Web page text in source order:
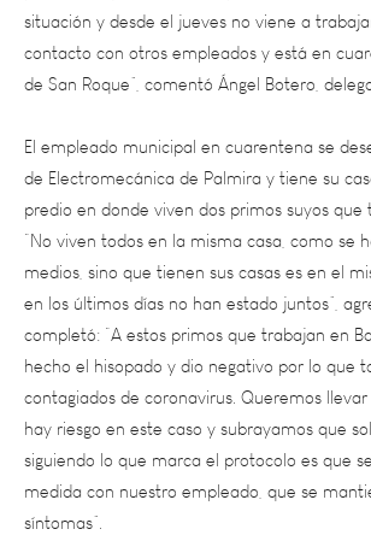
de San Roque”, comentó Ángel Botero,
El empleado municipal en cuarentena se
de Electromecánica de Palmira y tiene su
predio en donde viven dos primos suyos
“No viven todos en la misma casa, como
medios, sino que tienen sus casas es en el
en los últimos días no han estado juntos”,
completó: “A estos primos que trabajan en
hecho el hisopado y dio negativo por lo que
contagiados de coronavirus. Queremos
hay riesgo en este caso y subrayamos que
siguiendo lo que marca el protocolo es
medida con nuestro empleado, que se
síntomas”.